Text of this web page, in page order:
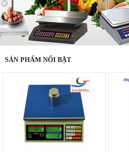
SẢN PHẨM NỔI BẬT